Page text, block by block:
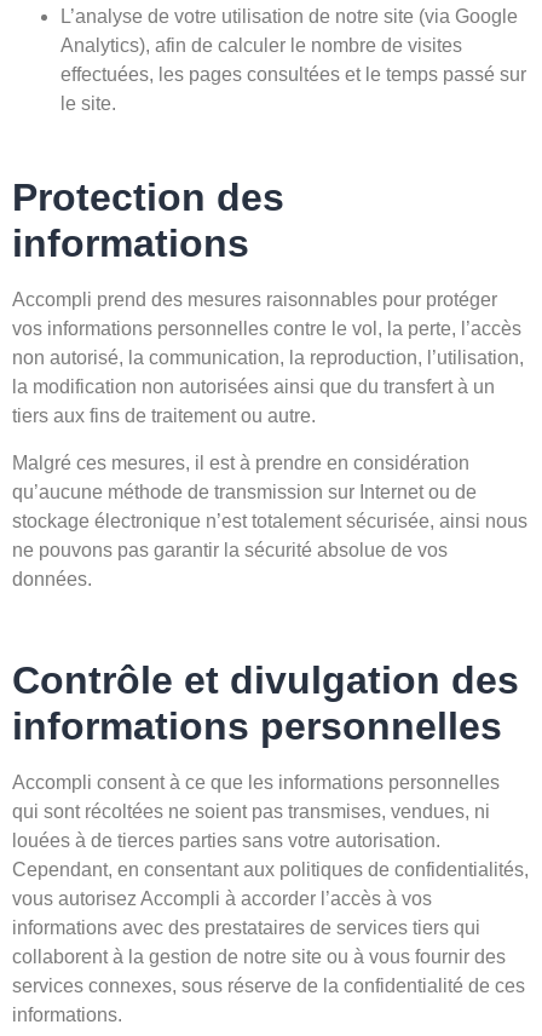
L’analyse de votre utilisation de notre site (via Google
Analytics), afin de calculer le nombre de visites
effectuées, les pages consultées et le temps passé sur
le site.
Protection des
informations
Accompli prend des mesures raisonnables pour protéger
vos informations personnelles contre le vol, la perte, l’accès
non autorisé, la communication, la reproduction, l’utilisation,
la modification non autorisées ainsi que du transfert à un
tiers aux fins de traitement ou autre.
Malgré ces mesures, il est à prendre en considération
qu’aucune méthode de transmission sur Internet ou de
stockage électronique n’est totalement sécurisée, ainsi nous
ne pouvons pas garantir la sécurité absolue de vos
données.
Contrôle et divulgation des
informations personnelles
Accompli consent à ce que les informations personnelles
qui sont récoltées ne soient pas transmises, vendues, ni
louées à de tierces parties sans votre autorisation.
Cependant, en consentant aux politiques de confidentialités,
vous autorisez Accompli à accorder l’accès à vos
informations avec des prestataires de services tiers qui
collaborent à la gestion de notre site ou à vous fournir des
services connexes, sous réserve de la confidentialité de ces
informations.